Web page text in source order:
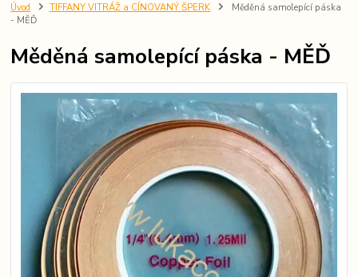
Úvod TIFFANY VITRÁŽ a CÍNOVANÝ ŠPERK
Měděná samolepící páska
- MĚĎ
Měděná samolepící páska - MĚĎ